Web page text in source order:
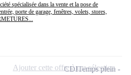
spécialisée dans la vente et la pose de
porte de garage, fenêtres, volets, stores,
CDITemps plein
Ajouter cette offre à ma sélection